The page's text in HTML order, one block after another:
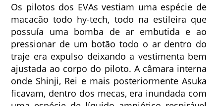
Os pilotos dos EVAs vestiam uma espécie de
macacão todo hy-tech, todo na estileira que
possuía uma bomba de ar embutida e ao
pressionar de um botão todo o ar dentro do
traje era expulso deixando a vestimenta bem
ajustada ao corpo do piloto. A câmara interna
onde Shinji, Rei e mais posteriormente Asuka
ficavam, dentro dos mecas, era inundada com